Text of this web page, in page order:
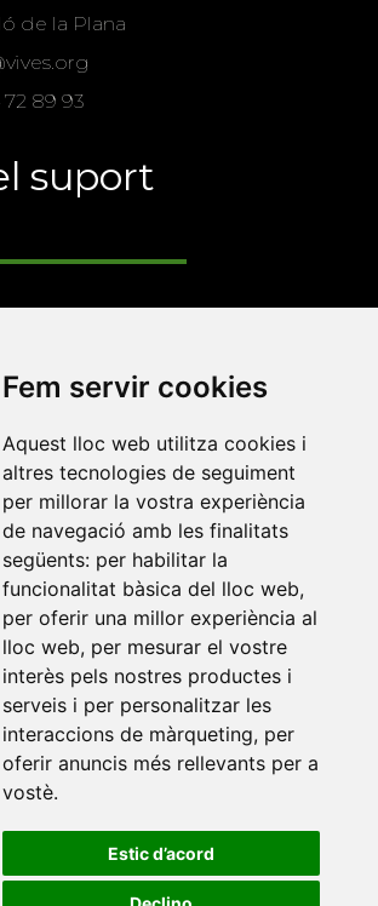
Fem servir cookies
Aquest lloc web utilitza cookies i
altres tecnologies de seguiment
per millorar la vostra experiència
de navegació amb les finalitats
següents: per habilitar la
funcionalitat bàsica del lloc web,
per oferir una millor experiència al
lloc web, per mesurar el vostre
interès pels nostres productes i
serveis i per personalitzar les
interaccions de màrqueting, per
oferir anuncis més rellevants per a
vostè.
Estic d’acord
de la Plana
89 93
suport
Oliba CEU• Universitat d'Alacant
•Universitat Autònoma de
Universitat de Barcelona•Universitat
Herrera•Universitat de Girona
de les Illes Balears•Universitat
Catalunya •Universitat Jaume I
•Universitat Miguel Hernández
Oberta de Catalunya•Universitat
Domitia
Fabra
•Universitat Ramon Llull
i Virgili•Universitat de Sàsser•